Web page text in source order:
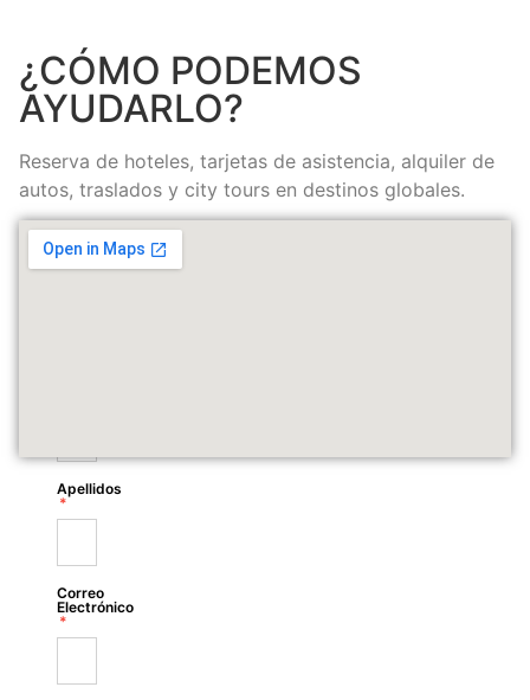
¿CÓMO PODEMOS
AYUDARLO?
Reserva de hoteles, tarjetas de asistencia, alquiler de
autos, traslados y city tours en destinos globales.
Tipo
Apellidos
Correo
Electrónico